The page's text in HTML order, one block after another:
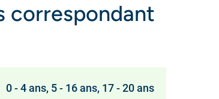
correspondant
0 - 4 ans, 5 - 16 ans, 17 - 20 ans